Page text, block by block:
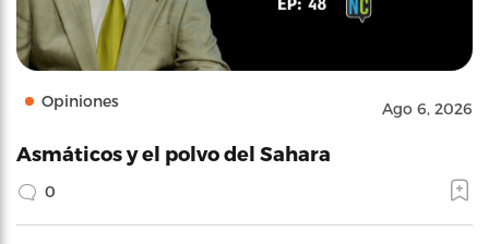
Opiniones Ago 6, 2026
Asmáticos y el polvo del Sahara
0